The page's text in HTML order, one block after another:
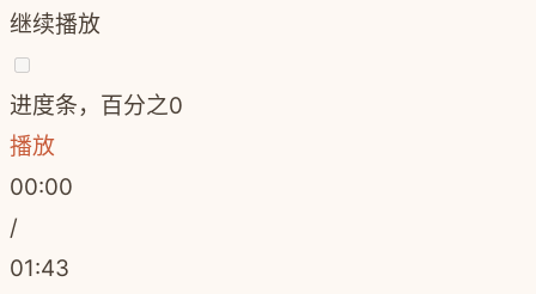
继续播放
进度条，百分之0
播放
00:00
/
01:43